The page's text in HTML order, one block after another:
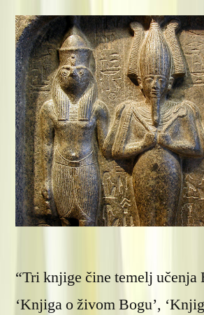
“Tri knjige čine temelj učenja
‘Knjiga o živom Bogu’,